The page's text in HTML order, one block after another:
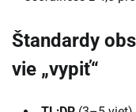
Štandardy
vie „vypiť“